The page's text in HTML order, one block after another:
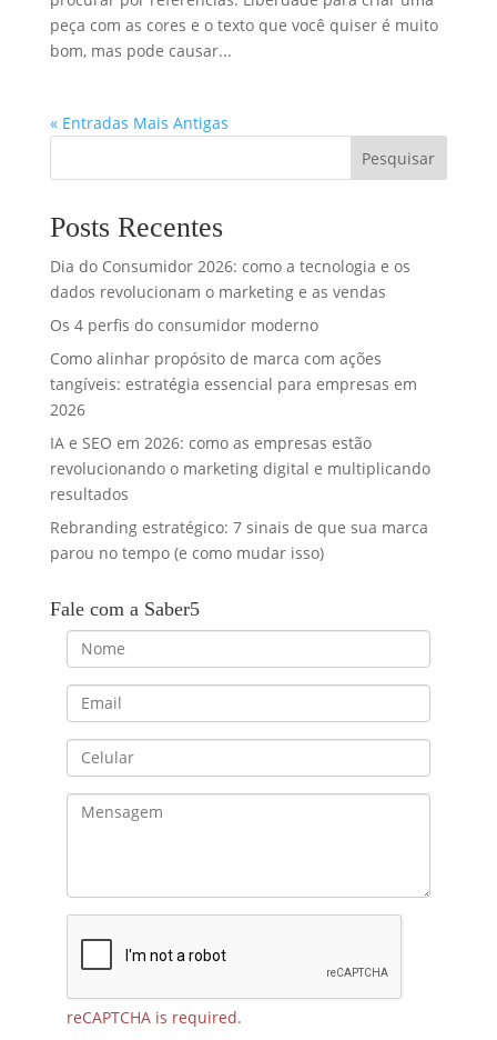
peça com as cores e o texto que você quiser é muito
bom, mas pode causar...
« Entradas Mais Antigas
Pesquisar
Posts Recentes
Dia do Consumidor 2026: como a tecnologia e os
dados revolucionam o marketing e as vendas
Os 4 perfis do consumidor moderno
Como alinhar propósito de marca com ações
tangíveis: estratégia essencial para empresas em
2026
IA e SEO em 2026: como as empresas estão
revolucionando o marketing digital e multiplicando
resultados
Rebranding estratégico: 7 sinais de que sua marca
parou no tempo (e como mudar isso)
Fale com a Saber5
reCAPTCHA is required.